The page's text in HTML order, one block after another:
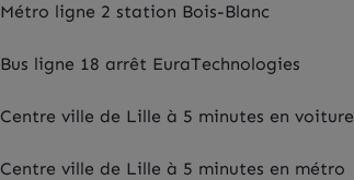
Métro ligne 2 station Bois-Blanc
Bus ligne 18 arrêt EuraTechnologies
Centre ville de Lille à 5 minutes en voiture
Centre ville de Lille à 5 minutes en métro